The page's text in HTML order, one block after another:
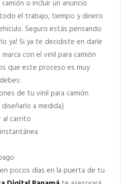
o incluir un anuncio
el trabajo, tiempo y dinero
Seguro estás pensando
ya! Si ya te decidiste en darle
con el vinil para camión
que este proceso es muy
de tu vinil para camión
a medida)
al carrito
pocos días en la puerta de tu